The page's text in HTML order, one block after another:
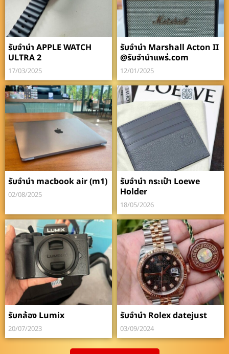
รับจำนำ APPLE WATCH
ULTRA 2
17/03/2025
รับจำนำ Marshall Acton II
@รับจำนำแพร่.com
12/01/2025
รับจำนำ macbook air (m1)
02/08/2025
รับจำนำ กระเป๋า Loewe
Holder
18/05/2026
รับกล้อง Lumix
20/07/2023
รับจำนำ Rolex datejust
03/09/2024